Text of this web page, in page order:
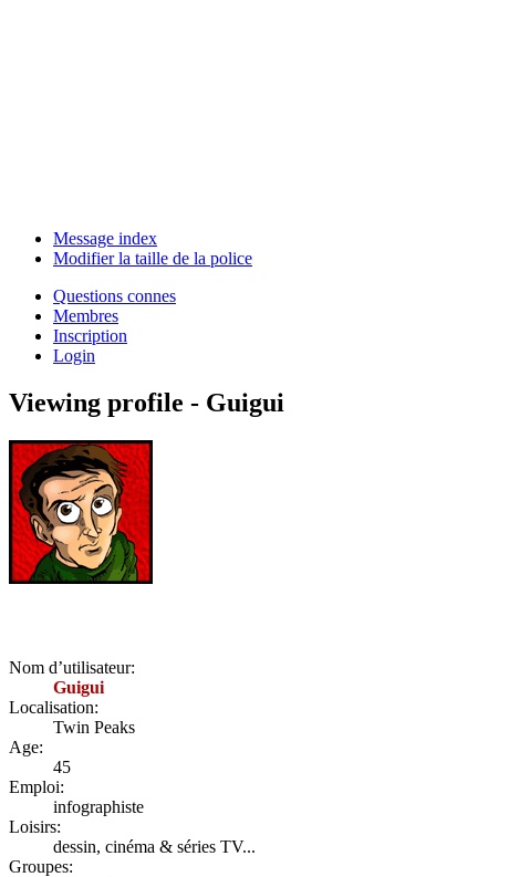
Message index
Modifier la taille de la police
Questions connes
Membres
Inscription
Login
Viewing profile - Guigui
Nom d’utilisateur:
Guigui
Localisation:
Twin Peaks
Age:
45
Emploi:
infographiste
Loisirs:
dessin, cinéma & séries TV...
Groupes: